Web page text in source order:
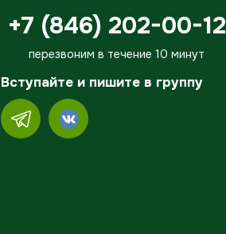
+7 (846) 202-00-12
перезвоним в течение 10 минут
Вступайте и пишите в группу